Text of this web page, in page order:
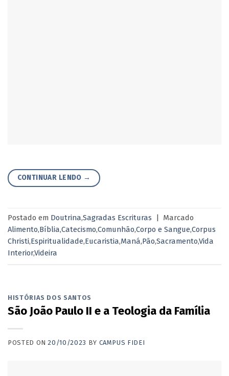
CONTINUAR LENDO →
Postado em Doutrina,Sagradas Escrituras
Marcado
Alimento,Bíblia,Catecismo,Comunhão,Corpo e Sangue,Corpus
Christi,Espiritualidade,Eucaristia,Maná,Pão,Sacramento,Vida
Interior,Videira
HISTÓRIAS DOS SANTOS
São João Paulo II e a Teologia da Família
POSTED ON20/10/2023 BY CAMPUS FIDEI